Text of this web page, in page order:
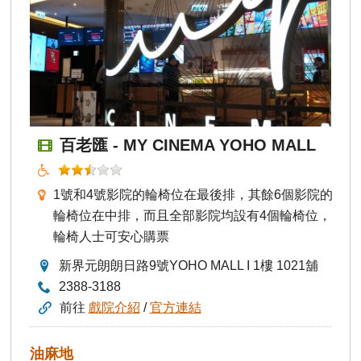
百老匯 - MY CINEMA YOHO MALL
1號和4號影院的輪椅位在最後排，其餘6個影院的
輪椅位在中排，而且全部影院均設有4個輪椅位，
輪椅人士可安心購票
新界元朗朗日路9號YOHO MALL I 1樓 1021舖
2388-3188
前往 戲院介紹 /官方連結
油麻地